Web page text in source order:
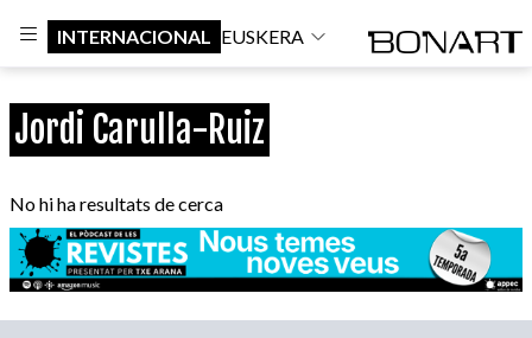
INTERNACIONAL EUSKERA
Jordi Carulla-Ruiz
No hi ha resultats de cerca